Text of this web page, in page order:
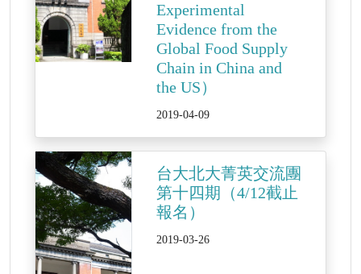
Experimental
Evidence from the
Global Food Supply
Chain in China and
the US）
2019-04-09
台大北大菁英交流團
第十四期（4/12截止
報名）
2019-03-26